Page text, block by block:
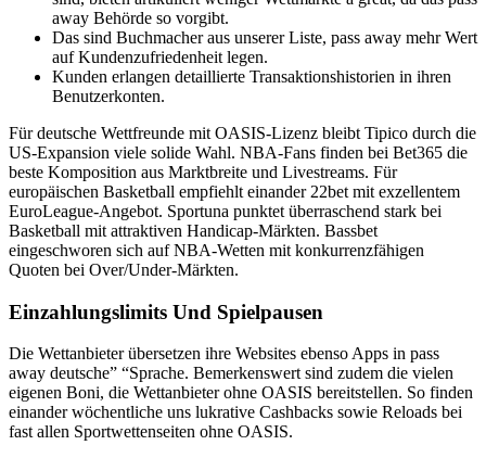
away Behörde so vorgibt.
Das sind Buchmacher aus unserer Liste, pass away mehr Wert
auf Kundenzufriedenheit legen.
Kunden erlangen detaillierte Transaktionshistorien in ihren
Benutzerkonten.
Für deutsche Wettfreunde mit OASIS-Lizenz bleibt Tipico durch die
US-Expansion viele solide Wahl. NBA-Fans finden bei Bet365 die
beste Komposition aus Marktbreite und Livestreams. Für
europäischen Basketball empfiehlt einander 22bet mit exzellentem
EuroLeague-Angebot. Sportuna punktet überraschend stark bei
Basketball mit attraktiven Handicap-Märkten. Bassbet
eingeschworen sich auf NBA-Wetten mit konkurrenzfähigen
Quoten bei Over/Under-Märkten.
Einzahlungslimits Und Spielpausen
Die Wettanbieter übersetzen ihre Websites ebenso Apps in pass
away deutsche” “Sprache. Bemerkenswert sind zudem die vielen
eigenen Boni, die Wettanbieter ohne OASIS bereitstellen. So finden
einander wöchentliche uns lukrative Cashbacks sowie Reloads bei
fast allen Sportwettenseiten ohne OASIS.